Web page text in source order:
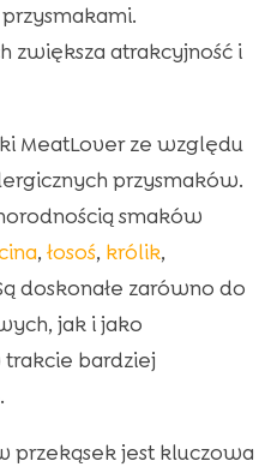
zwiększa atrakcyjność i
MeatLover ze względu
przysmaków.
smaków
, łosoś, królik,
doskonałe zarówno do
jak i jako
bardziej
przekąsek jest kluczowa